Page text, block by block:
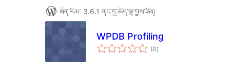
ཐོན་རིམ་ 3.6.1 ནང་དུ་ཚོད་ལྟ་བྱས་ཟིན།
WPDB Profiling
(0གདེང་
འཇོག་
)